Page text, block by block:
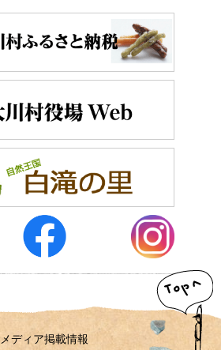
ディア掲載 日々のこと
運営者情報
お問い合わせ
メディア掲載情報